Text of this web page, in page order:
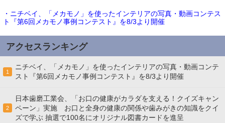
・ニチベイ、「メカモノ」を使ったインテリアの写真・動画コンテス
ト『第6回メカモノ事例コンテスト』を8/3より開催
アクセスランキング
1
ニチベイ、「メカモノ」を使ったインテリアの写真・動画コンテ
スト『第6回メカモノ事例コンテスト』を8/3より開催
2
日本歯磨工業会、「お口の健康がカラダを支える！クイズキャン
ペーン」実施 お口と全身の健康の関係や歯みがきの知識をクイ
ズで学ぶ 抽選で100名にオリジナル図書カードを進呈